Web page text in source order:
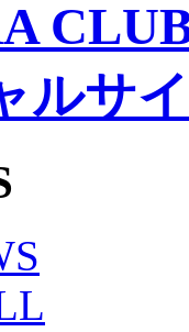
ンススクール
ティアチーム「
トリーロード
ール＆マナー
運営管理規定
動画使用ガイドライン
学時のファンサービス
ラブ明治安田J3リー